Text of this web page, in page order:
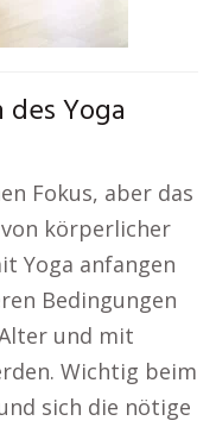
Yoga
Fokus, aber das
körperlicher
Yoga anfangen
Bedingungen
und mit
Wichtig beim
sich die nötige